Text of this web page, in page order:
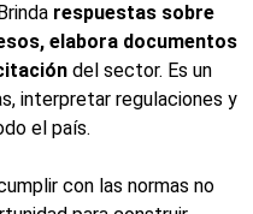
respuestas sobre
elabora documentos
del sector. Es un
interpretar regulaciones y
el país.
con las normas no